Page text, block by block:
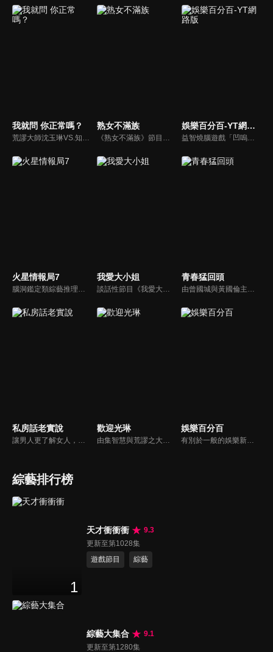
我就問 你正常嗎？
荒謬大師沈玉琳VS.知性作家​​于美人，首次聯手主持！雙方展現犀利又幽默的獨特主持風格引爆辛辣話題！
熟女不滿族
《熟女不滿族》節目主題均有關25-49歲的未婚女性，這些熟女們漂亮卻擔心嫁不出去，獨立卻希望有人疼，最怕寂寞，只能用工作填滿時間，她們是最矛盾最不滿足的一群人。
娛樂百分百-YT網路版
益智燒腦遊戲「凹嗚狼人殺」激發你的邏輯推理能力，偶像巨星雲集，全球娛樂資訊，一手掌握不脫節！2025全新升級改版，盡在《娛樂百分百-YT網路版》！
火星情報局7
腦洞鑑定類綜藝推理脫口秀，陣容為薛之謙、大張偉、楊迪、劉維、黃子弘凡、黃聖依、龐博等…節目圍繞著當下熱梗熱點、觀眾的興趣點、共鳴點展開故事；火星特工廣發英雄帖正面對撞，迎戰近年最出圈、最有趣、最敢說的廠牌大咖們。真金不怕火煉！一場席卷全網的廠牌巔峰之戰即將展開！
我愛大小姐
談話性節目《我愛大小姐》是由吳淡如、林慧萍主持的一檔談話性節目，講訴女人間的那些事。
青春猛回頭
由曾國城與黃國倫主持，節目中邀請20位20歲以下青少年組成青春團，另一邊則為年紀相較成熟的藝人來賓為不老團，每集分別就一件青少年必定遇見的事件討論，看兩個不同年代的人們，所擁有的不同看法與立場。帶領讓觀眾一起回到那些年的青春歲月！
私房話老實說
讓男人更了解女人，女人更了解自己 ，揭密女性私房話，讓療癒專家教你更愛自己！由于美人和納豆攜手主持，更多你想知道的女性私密話題都在《私房話老實說》。
歡迎光琳
由集智慧與荒謬之大成的奇葩大叔-沈玉琳與話鋒大膽的俏麗甜心-范乙霏(Albee)共同主持。餐桌上趣味橫生，檯面下爾虞我詐，五花八門的另類話題，層出不窮的驚奇爆點，此起彼落的嘻笑怒罵聲道盡人生悲歡離合。邊吃邊聊，將美味與趣味完美結合的吃播新模式。歡迎光琳，敬邀您大駕觀琳！
娛樂百分百
有別於一般的娛樂新聞播報，透過遊戲、粉絲互動認識大明星們的真性情，歌唱單元讓你享受歌手們天籟般的歌聲，各式專題報導是為最佳懶人包，掌握最新娛樂動態，求新求變的節目單元刺激你的感官、滿足你的視覺，帶給你滿滿的歡笑，洗去整日的疲憊！
綜藝排行榜
1
天才衝衝衝
9.3
更新至第1028集
遊戲節目
綜藝
綜藝大集合
9.1
更新至第1280集